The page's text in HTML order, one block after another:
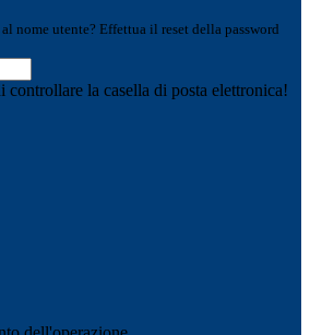
nome utente? Effettua il reset della password
controllare la casella di posta elettronica!